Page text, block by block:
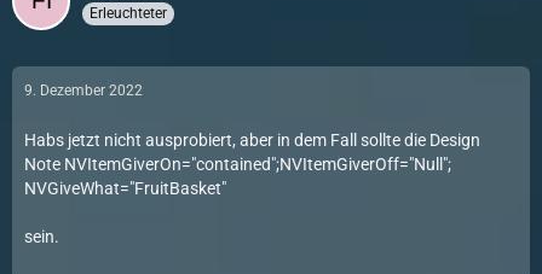
Erleuchteter
9. Dezember 2022
Habs jetzt nicht ausprobiert, aber in dem Fall sollte die Design
Note NVItemGiverOn="contained";NVItemGiverOff="Null";
NVGiveWhat="FruitBasket"
sein.